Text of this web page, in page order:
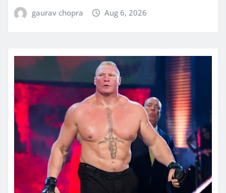
gaurav chopra Aug 6, 2026